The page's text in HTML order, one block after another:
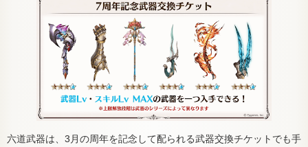
六道武器は、3月の周年を記念して配られる武器交換チケットでも手